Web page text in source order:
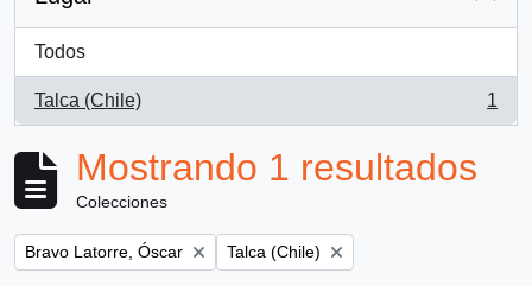
Todos
Talca (Chile)
, 1 resultados
1
Mostrando 1 resultados
Colecciones
Remove filter:
Bravo Latorre, Óscar Remove filter:
Talca (Chile)